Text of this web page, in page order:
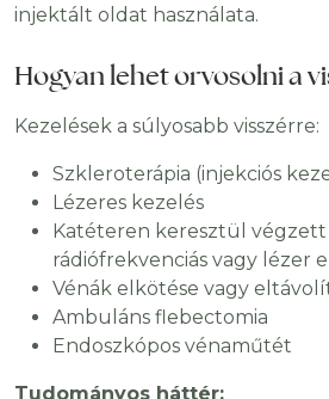
injektált oldat használata.
Hogyan lehet orvosolni a
Kezelések a súlyosabb visszérre:
Szkleroterápia (injekciós
Lézeres kezelés
Katéteren keresztül végzett
rádiófrekvenciás vagy lézer
Vénák elkötése vagy
Ambuláns flebectomia
Endoszkópos vénaműtét
Tudományos háttér: